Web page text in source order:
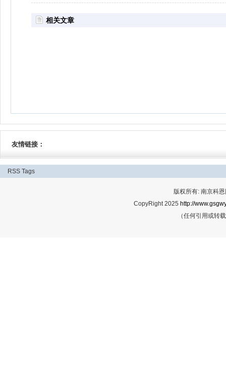
相关文章
友情链接：
RSS Tags
版权所有: 南京科
CopyRight 2025 http://
（任何引用或转